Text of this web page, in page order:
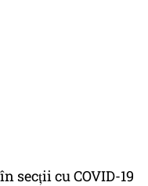
secții cu COVID-19